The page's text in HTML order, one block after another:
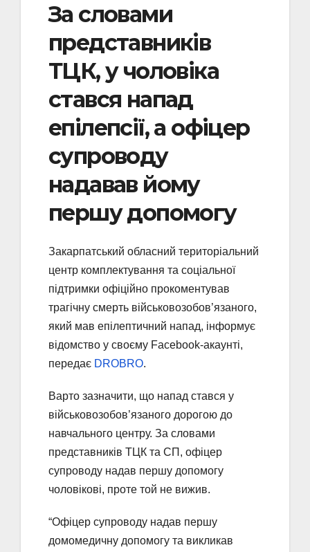
За словами
представників
ТЦК, у чоловіка
стався напад
епілепсії, а офіцер
супроводу
надавав йому
першу допомогу
Закарпатський обласний територіальний
центр комплектування та соціальної
підтримки офіційно прокоментував
трагічну смерть військовозобов’язаного,
який мав епілептичний напад, інформує
відомство у своєму Facebook-акаунті,
передає DROBRO.
Варто зазначити, що напад стався у
військовозобов’язаного дорогою до
навчального центру. За словами
представників ТЦК та СП, офіцер
супроводу надав першу допомогу
чоловікові, проте той не вижив.
“Офіцер супроводу надав першу
домомедичну допомогу та викликав